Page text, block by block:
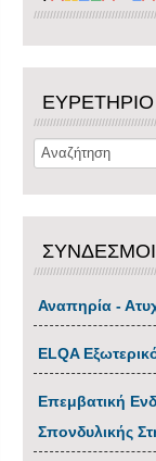
ΣΥΝΔΕΣΜΟΙ
Αναπηρία -
ΕLQA
Επεμβατική
Σπονδυλικής